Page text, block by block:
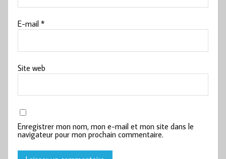
E-mail*
Site web
Enregistrer mon nom, mon e-mail et mon site dans le
navigateur pour mon prochain commentaire.